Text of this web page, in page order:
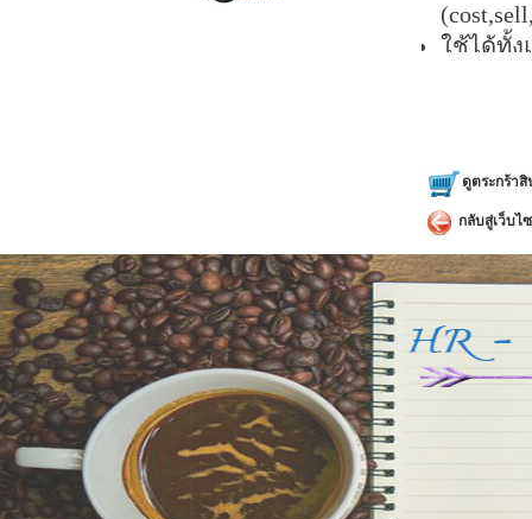
ใช้ได้ทั้ง
หมายเห
ดูตระกร้า
กลับสู่เว็บไ